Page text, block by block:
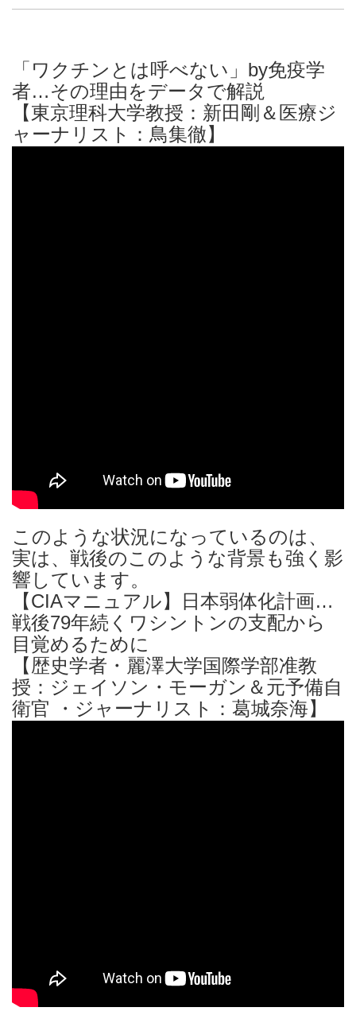
「ワクチンとは呼べない」by免疫学
者…その理由をデータで解説
【東京理科大学教授：新田剛＆医療ジ
ャーナリスト：鳥集徹】
このような状況になっているのは、
実は、戦後のこのような背景も強く影
響しています。
【CIAマニュアル】日本弱体化計画…
戦後79年続くワシントンの支配から
目覚めるために
【歴史学者・麗澤大学国際学部准教
授：ジェイソン・モーガン＆元予備自
衛官 ・ジャーナリスト：葛城奈海】